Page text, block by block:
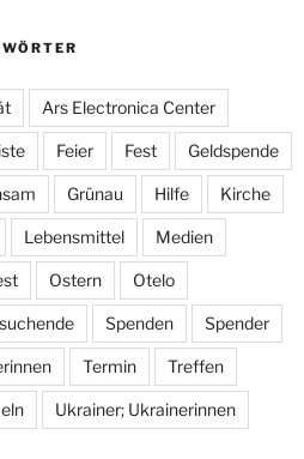
Ars Electronica Center
Feier Fest Geldspende
Grünau Hilfe Kirche
Lebensmittel Medien
Ostern Otelo
Spenden Spender
Termin Treffen
Ukrainer; Ukrainerinnen